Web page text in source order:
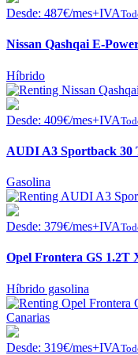
Desde: 487€/mes+IVA
Nissan Qashqai E-
Híbrido
Desde: 409€/mes+IVA
AUDI A3 Sportback 30
Gasolina
Desde: 379€/mes+IVA
Opel Frontera GS
Híbrido gasolina
Desde: 319€/mes+IVA